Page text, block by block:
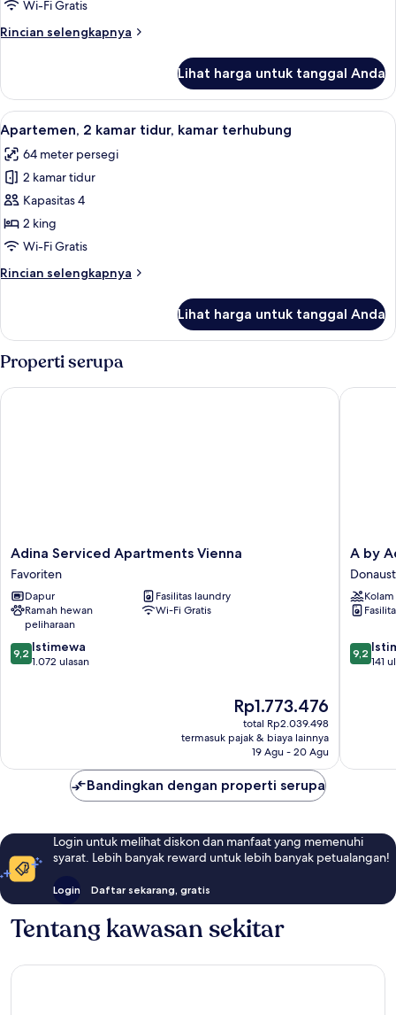
Bebas
Asap
kamar
terhubung
Wi-Fi Gratis
Rincian selengkapnya
Rincian
Apartemen,
kamar
tidur,
Bebas
Asap
Rokok,
kamar
terhubung
Lihat harga untuk tanggal Anda
Lihat
semua
foto
untuk
Apartemen,
2
kamar
kamar
Televisi LED 49-inci dengan saluran
10
Apartemen, 2 kamar tidur, kamar terhubung
64 meter persegi
2 kamar tidur
Kapasitas 4
2 king
Wi-Fi Gratis
Rincian selengkapnya
Rincian
Apartemen,
2
kamar
tidur,
kamar
Lihat harga untuk tanggal Anda
Properti serupa
Adina
Serviced
Apartments
Vienna
Favoriten
Adina Serviced Apartments Vienna
Favoriten
Dapur
Fasilitas laundry
Ramah hewan
peliharaan
Wi-Fi Gratis
9.2
dari
9,2 Istimewa
1.072 ulasan
Harga
sekarang
Rp1.773.476
Rp1.773.476
total Rp2.039.498
termasuk pajak & biaya lainnya
19 Agu - 20 Agu
Adina Serviced Apartments Vienna
A
by
Adina
Vienna
A by
9.2
dari
9,2
141
A by
Bandingkan dengan properti serupa
Login untuk melihat diskon dan manfaat yang memenuhi
syarat. Lebih banyak reward untuk lebih banyak petualangan!
Login Daftar sekarang, gratis
Tentang kawasan sekitar